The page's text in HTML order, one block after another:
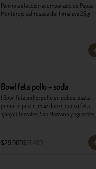
Panino a elección acompañado de Papas
Monterojo sal rosada del himalaya 25gr
Bowl feta pollo + soda
1 Bowl feta pollo: pollo en cubos, pasta
penne al pesto, maíz dulce, queso feta,
ajonjolí, tomates San Marzano y aguacate;
1 Soda Sandía Limón
$29.900$51.400